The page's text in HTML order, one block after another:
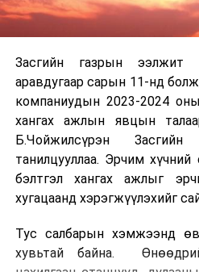
Засгийн газрын ээлжит
аравдугаар сарын 11-нд
компаниудын 2023-2024
хангах ажлын явцын
Б.Чойжилсүрэн
танилцууллаа. Эрчим
бэлтгэл хангах ажлыг
хугацаанд хэрэгжүүлэхийг
Тус салбарын хэмжээнд
хувьтай байна.